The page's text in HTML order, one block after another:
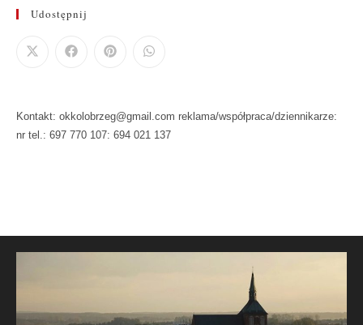
Udostępnij
Kontakt: okkolobrzeg@gmail.com reklama/współpraca/dziennikarze:
nr tel.: 697 770 107: 694 021 137